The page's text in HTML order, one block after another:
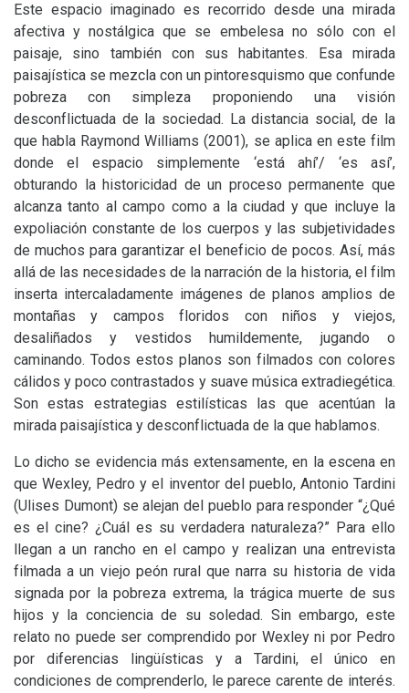
Este espacio imaginado es recorrido desde una mirada
afectiva y nostálgica que se embelesa no sólo con el
paisaje, sino también con sus habitantes. Esa mirada
paisajística se mezcla con un pintoresquismo que confunde
pobreza con simpleza proponiendo una visión
desconflictuada de la sociedad. La distancia social, de la
que habla Raymond Williams (2001), se aplica en este film
donde el espacio simplemente ‘está ahí’/ ‘es así’,
obturando la historicidad de un proceso permanente que
alcanza tanto al campo como a la ciudad y que incluye la
expoliación constante de los cuerpos y las subjetividades
de muchos para garantizar el beneficio de pocos. Así, más
allá de las necesidades de la narración de la historia, el film
inserta intercaladamente imágenes de planos amplios de
montañas y campos floridos con niños y viejos,
desaliñados y vestidos humildemente, jugando o
caminando. Todos estos planos son filmados con colores
cálidos y poco contrastados y suave música extradiegética.
Son estas estrategias estilísticas las que acentúan la
mirada paisajística y desconflictuada de la que hablamos.
Lo dicho se evidencia más extensamente, en la escena en
que Wexley, Pedro y el inventor del pueblo, Antonio Tardini
(Ulises Dumont) se alejan del pueblo para responder “¿Qué
es el cine? ¿Cuál es su verdadera naturaleza?” Para ello
llegan a un rancho en el campo y realizan una entrevista
filmada a un viejo peón rural que narra su historia de vida
signada por la pobreza extrema, la trágica muerte de sus
hijos y la conciencia de su soledad. Sin embargo, este
relato no puede ser comprendido por Wexley ni por Pedro
por diferencias lingüísticas y a Tardini, el único en
condiciones de comprenderlo, le parece carente de interés.